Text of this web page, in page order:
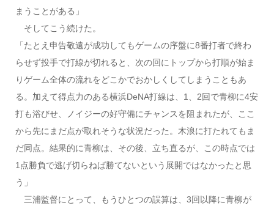
まうことがある」
そしてこう続けた。
「たとえ申告敬遠が成功してもゲームの序盤に8番打者で終わ
らせず投手で打線が切れると、次の回にトップから打順が始ま
りゲーム全体の流れをどこかでおかしくしてしまうこともあ
る。加えて得点力のある横浜DeNA打線は、1、2回で青柳に4安
打も浴びせ、ノイジーの好守備にチャンスを阻まれたが、ここ
から先にまだ点が取れそうな状況だった。木浪に打たれてもま
だ同点。結果的に青柳は、その後、立ち直るが、この時点では
1点勝負で逃げ切らねば勝てないという展開ではなかったと思
う」
三浦監督にとって、もうひとつの誤算は、3回以降に青柳が